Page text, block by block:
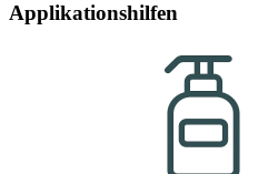
Applikationshilfen